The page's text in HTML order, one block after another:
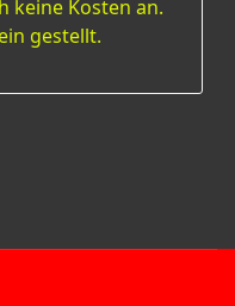
keine Kosten an.
gestellt.